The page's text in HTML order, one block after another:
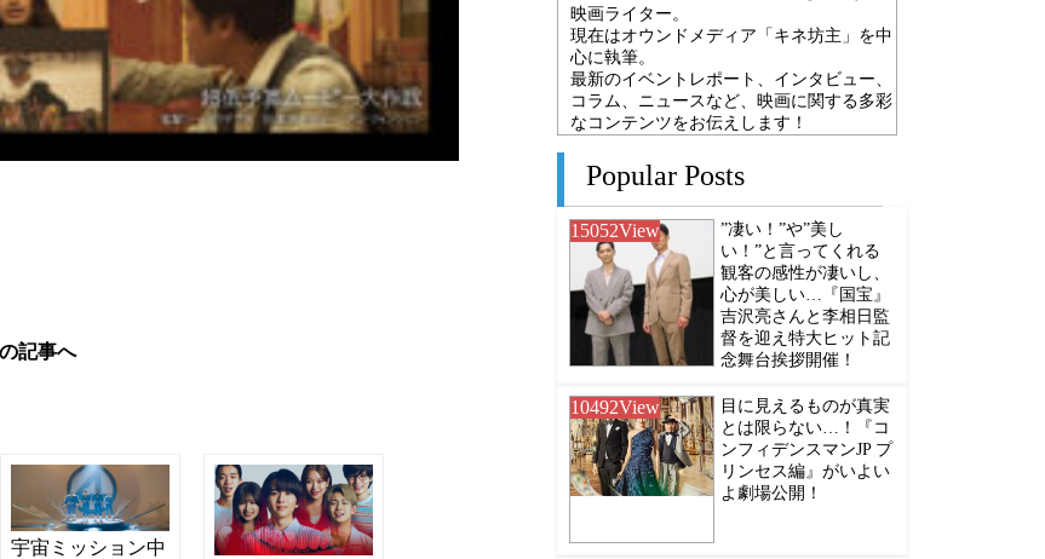
記事へ
宇宙ミッション中
映画ライター。
現在はオウンドメディア「キネ坊主」を中
心に執筆。
最新のイベントレポート、インタビュー、
コラム、ニュースなど、映画に関する多彩
なコンテンツをお伝えします！
Popular Posts
15052View
”凄い！”や”美し
い！”と言ってくれる
観客の感性が凄いし、
心が美しい…『国宝』
吉沢亮さんと李相日監
督を迎え特大ヒット記
念舞台挨拶開催！
10492View
目に見えるものが真実
とは限らない…！『コ
ンフィデンスマンJP プ
リンセス編』がいよい
よ劇場公開！